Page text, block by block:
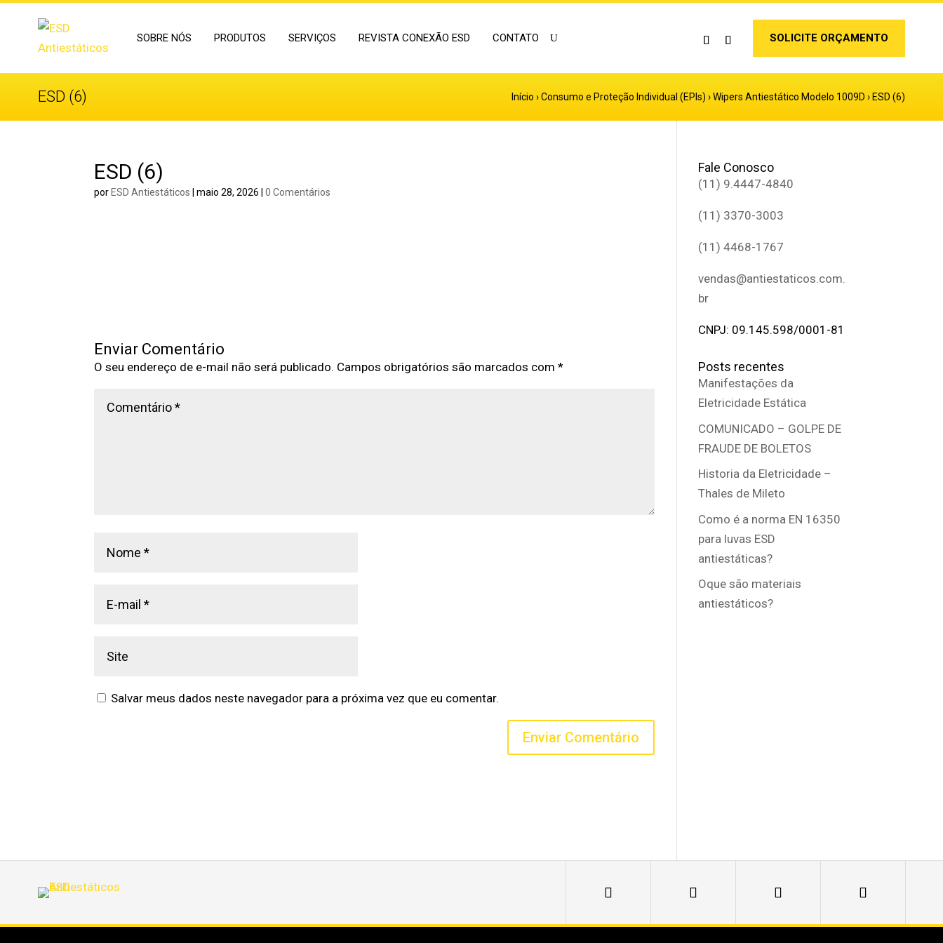
SOBRE NÓS PRODUTOS SERVIÇOS REVISTA CONEXÃO ESD CONTATO SOLICITE ORÇAMENTO
ESD (6) Início ›Consumo e Proteção Individual (EPIs) ›Wipers Antiestático Modelo 1009D › ESD (6)
ESD (6)
por ESD Antiestáticos |maio 28, 2026 |0 Comentários
Enviar Comentário
O seu endereço de e-mail não será publicado. Campos obrigatórios são marcados com*
Salvar meus dados neste navegador para a próxima vez que eu comentar.
Fale Conosco
(11) 9.4447-4840
(11) 3370-3003
(11) 4468-1767
vendas@antiestaticos.com.
br
CNPJ: 09.145.598/0001-81
Posts recentes
Manifestações da
Eletricidade Estática
COMUNICADO – GOLPE DE
FRAUDE DE BOLETOS
Historia da Eletricidade –
Thales de Mileto
Como é a norma EN 16350
para luvas ESD
antiestáticas?
Oque são materiais
antiestáticos?